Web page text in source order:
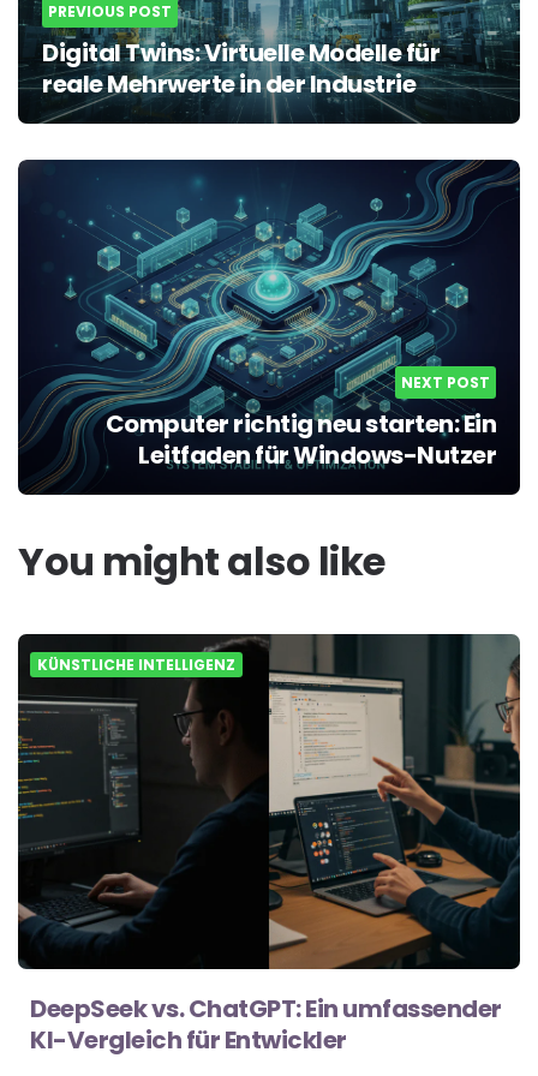
PREVIOUS POST
Digital Twins: Virtuelle Modelle für
reale Mehrwerte in der Industrie
NEXT POST
Computer richtig neu starten: Ein
Leitfaden für Windows-Nutzer
You might also like
KÜNSTLICHE INTELLIGENZ
DeepSeek vs. ChatGPT: Ein umfassender
KI-Vergleich für Entwickler